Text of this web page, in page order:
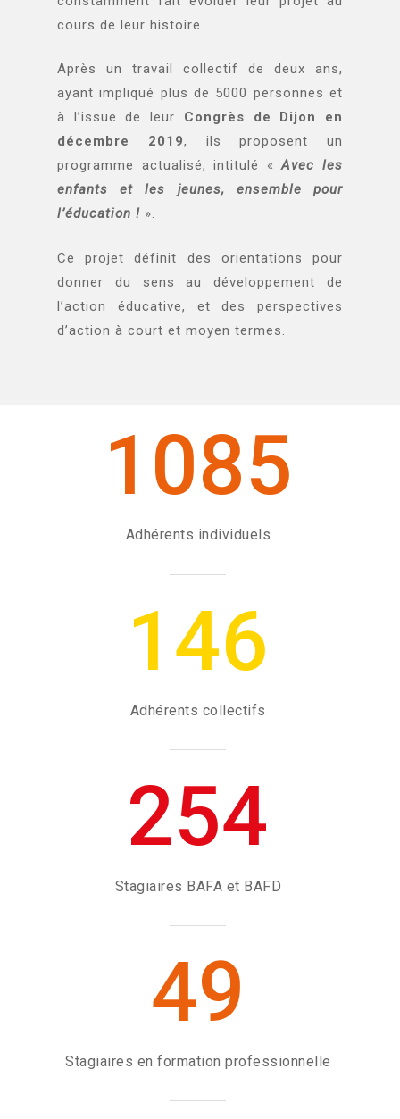
cours de leur histoire.
Après un travail collectif de deux ans,
ayant impliqué plus de 5000 personnes et
à l’issue de leur Congrès de Dijon en
décembre 2019, ils proposent un
programme actualisé, intitulé «Avec les
enfants et les jeunes, ensemble pour
l’éducation ! ».
Ce projet définit des orientations pour
donner du sens au développement de
l’action éducative, et des perspectives
d’action à court et moyen termes.
1085
Adhérents individuels
146
Adhérents collectifs
254
Stagiaires BAFA et BAFD
49
Stagiaires en formation professionnelle